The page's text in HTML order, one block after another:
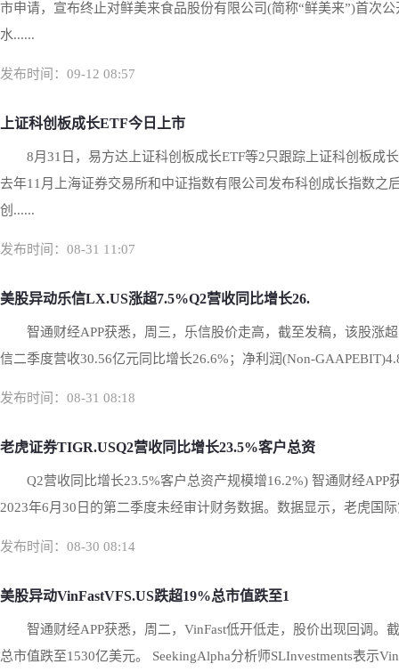
市申请，宣布终止对鲜美来食品股份有限公司(简称“鲜美来”)首次
水......
发布时间：09-12 08:57
上证科创板成长ETF今日上市
8月31日，易方达上证科创板成长ETF等2只跟踪上证科创板成
去年11月上海证券交易所和中证指数有限公司发布科创成长指数之
创......
发布时间：08-31 11:07
美股异动乐信LX.US涨超7.5%Q2营收同比增长26.
智通财经APP获悉，周三，乐信股价走高，截至发稿，该股涨
信二季度营收30.56亿元同比增长26.6%；净利润(Non-
发布时间：08-31 08:18
老虎证券TIGR.USQ2营收同比增长23.5%客户总资
Q2营收同比增长23.5%客户总资产规模增16.2%) 智通财经
2023年6月30日的第二季度未经审计财务数据。数据显示，老虎国
发布时间：08-30 08:14
美股异动VinFastVFS.US跌超19%总市值跌至1
智通财经APP获悉，周二，VinFast低开低走，股价出现回调。
总市值跌至1530亿美元。 SeekingAlpha分析师SLInvestments表示